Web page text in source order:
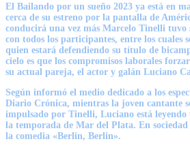
El Bailando por un sueño 2023 ya está en
cerca de su estreno por la pantalla de
conducirá una vez más Marcelo Tinelli tuvo
con todos los participantes, entre los cuales
quien estará defendiendo su título de
cielo es que los compromisos laborales
su actual pareja, el actor y galán Luciano
Según informó el medio dedicado a los
Diario Crónica, mientras la joven cantante
impulsado por Tinelli, Luciano está
la temporada de Mar del Plata. En
la comedia «Berlin, Berlin».